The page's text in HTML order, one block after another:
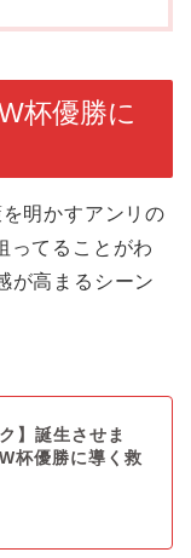
杯優勝に
明かすアンリの
ってることがわ
が高まるシーン
】誕生させま
杯優勝に導く救